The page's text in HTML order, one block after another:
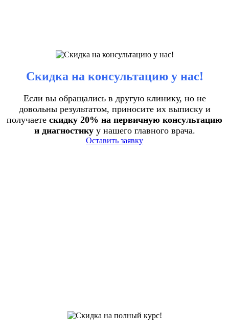
Скидка на консультацию у нас!
Если вы обращались в другую клинику, но не
довольны результатом, приносите их выписку и
получаете скидку 20% на первичную консультацию
и диагностикуу нашего главного врача.
Оставить заявку